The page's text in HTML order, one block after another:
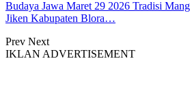
Budaya Jawa Maret 29 2026 Tradisi
Jiken Kabupaten Blora…
Prev Next
IKLAN ADVERTISEMENT